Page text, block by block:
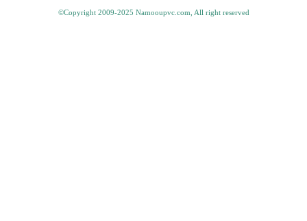
©Copyright 2009-2025 Namooupvc.com, All right reserved